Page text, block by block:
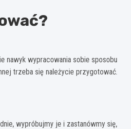
nawyk wypracowania sobie sposobu
trzeba się należycie przygotować.
wypróbujmy je i zastanówmy się,